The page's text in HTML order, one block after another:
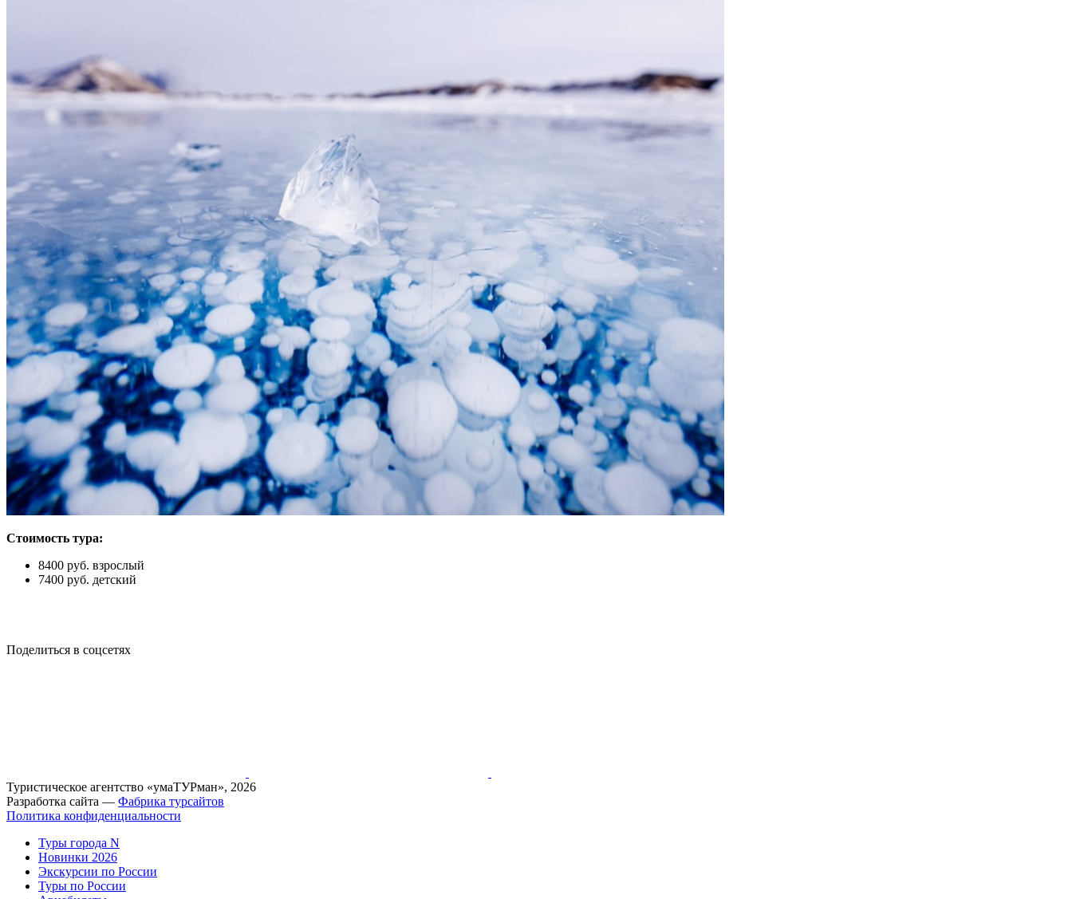
Стоимость тура:
8400 руб. взрослый
7400 руб. детский
Поделиться в соцсетях
Туристическое агентство «умаТУРман», 2026
Разработка сайта — Фабрика турсайтов
Политика конфиденциальности
Туры города N
Новинки 2026
Экскурсии по России
Туры по России